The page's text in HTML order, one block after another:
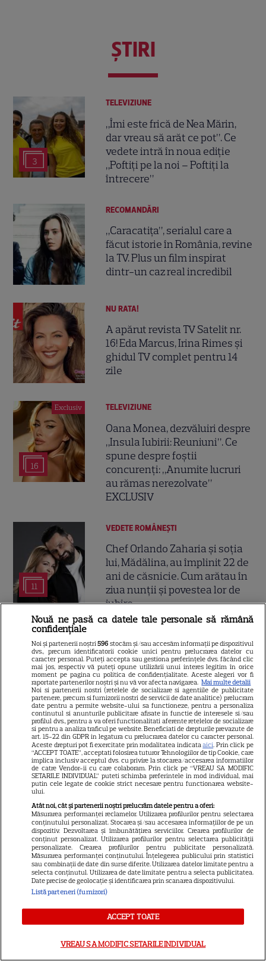
ŞTIRI
3
TELEVIZIUNE
„Îmi este frică de Nea Mărin,
dar vreau să arăt ce pot”. Ce
vedete intră în noua ediție
„Poftiți pe la noi – Poftiți la
întrecere”
RECOMANDĂRI
„Caracatița”, serialul care a
făcut istorie în România, revine
la TV. Plus un film inspirat
dintr-un caz real incredibil
NU RATA!
A apărut revista TV Satelit nr.
16! Eda Marcus, Irina Rimes și
ghidul TV complet pentru 14
zile
Exclusiv
16
TELEVIZIUNE
Oana Monea, dezvăluiri despre
„Insula Iubirii: Reuniuni”. Ce
spune despre foștii
concurenți: „Anumite lucruri
au rămas nerezolvate”
EXCLUSIV
11
VEDETE ROMÂNEŞTI
Chef Orlando Zaharia și soția
lui, Mădălina, au împlinit 22 de
ani de căsnicie. Cum arătau în
ziua nunții și povestea lor de
iubire
29
Cine este Cosmin Curticăpean,
soțul Laurei Cosoi. Afaceri,
vârstă și povestea de iubire
care durează de peste 10 ani
7
VEDETE STRĂINE
O mai ții minte pe mama lui
Stifler din „American Pie”?
Jennifer Coolidge, la 64 de ani,
regretă și astăzi
VEDETE ROMÂNEŞTI
Cezar Ouatu a devenit tată
pentru prima dată la 46 de ani.
Ce nume deosebit a ales
Nouă ne pasă ca datele tale personale să rămână
confidențiale
Noi și partenerii noștri596 stocăm și/sau accesăm informații pe dispozitivul
dvs., precum identificatorii cookie unici pentru prelucrarea datelor cu
caracter personal. Puteți accepta sau gestiona preferințele dvs. făcând clic
mai jos, respectiv vă puteți opune utilizării unui interes legitim în orice
moment pe pagina cu politica de confidențialitate. Aceste alegeri vor fi
raportate partenerilor noștri și nu vă vor afecta navigarea. Mai multe detalii
Noi si partenerii nostri (retelele de socializare si agentiile de publicitate
partenere, precum si furnizorii nostri de servicii de date analitice) prelucram
date pentru a permite website-ului sa functioneze, pentru a personaliza
continutul si anunturile publicitare afisate in functie de interesele si/sau
profilul dvs., pentru a va oferi functionalitati aferente retelelor de socializare
si pentru a analiza traficul pe website. Beneficiati de drepturile prevazute de
art. 15-22 din GDPR in legatura cu prelucrarea datelor cu caracter personal.
Aceste drepturi pot fi exercitate prin modalitatea indicataaici. Prin click pe
“ACCEPT TOATE”, acceptati folosirea tuturor Tehnologiilor de tip Cookie, care
implica inclusiv acceptul dvs. cu privire la stocarea/accesarea informatiilor
de catre Vendor-ii cu care colaboram. Prin click pe “VREAU SA MODIFIC
SETARILE INDIVIDUAL” puteti schimba preferintele in mod individual, mai
putin cele legate de cookie strict necesare pentru functionarea website-
ului.
Atât noi, cât și partenerii noștri prelucrăm datele pentru a oferi:
Măsurarea performanței reclamelor. Utilizarea profilurilor pentru selectarea
conținutului personalizat. Stocarea și/sau accesarea informațiilor de pe un
dispozitiv. Dezvoltarea și îmbunătățirea serviciilor. Crearea profilurilor de
conținut personalizat. Utilizarea profilurilor pentru selectarea publicității
personalizate. Crearea profilurilor pentru publicitate personalizată.
Măsurarea performanței conținutului. Înțelegerea publicului prin statistici
sau combinații de date din surse diferite. Utilizarea datelor limitate pentru a
selecta conținutul. Utilizarea de date limitate pentru a selecta publicitatea.
Date precise de geolocație și identificarea prin scanarea dispozitivului.
Listă parteneri (furnizori)
ACCEPT TOATE
VREAU SA MODIFIC SETARILE INDIVIDUAL